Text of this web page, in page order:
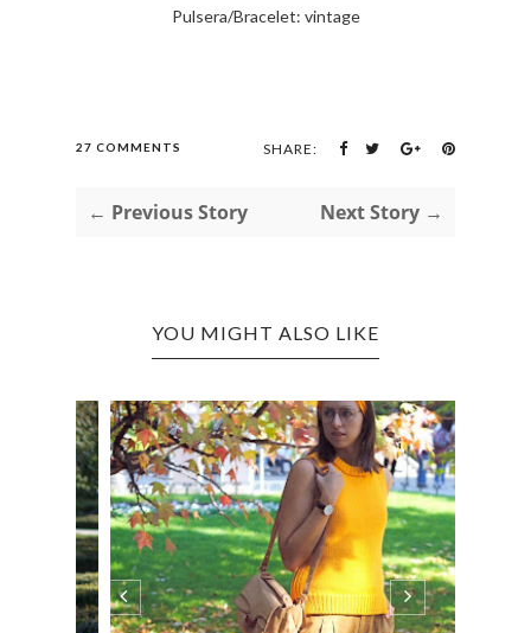
Pulsera/Bracelet: vintage
27 COMMENTS SHARE:
← Previous Story Next Story →
YOU MIGHT ALSO LIKE